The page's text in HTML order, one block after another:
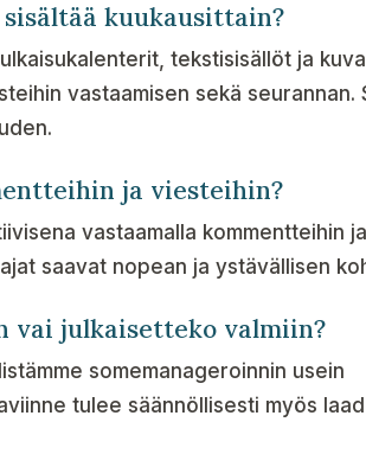
kuukausittain?
tekstisisällöt ja
vastaamisen sekä seurannan.
ja viesteihin?
vastaamalla kommentteihin
saavat nopean ja ystävällisen
vai julkaisetteko valmiin?
somemanageroinnin usein
tulee säännöllisesti myös